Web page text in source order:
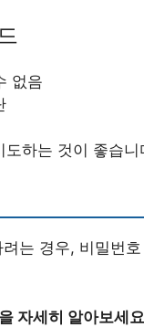
없음
하는 것이 좋습니
는 경우, 비밀번
자세히 알아보세